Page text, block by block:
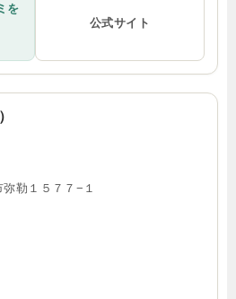
を
公式サイト
勒１５７７−１